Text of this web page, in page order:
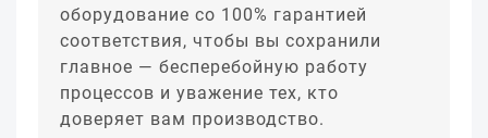
оборудование со 100% гарантией
соответствия, чтобы вы сохранили
главное — бесперебойную работу
процессов и уважение тех, кто
доверяет вам производство.